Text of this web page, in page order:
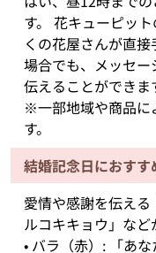
す。 花キューピッ
くの花屋さんが直
場合でも、メッセ
伝えることができま
※一部地域や商品に
す。
結婚記念日におすす
愛情や感謝を伝え
ルコキキョウ」など
• バラ（赤）: 「あ